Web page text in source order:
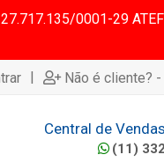
0001-29 ATEF
| Não é cliente?
Central de
(11)